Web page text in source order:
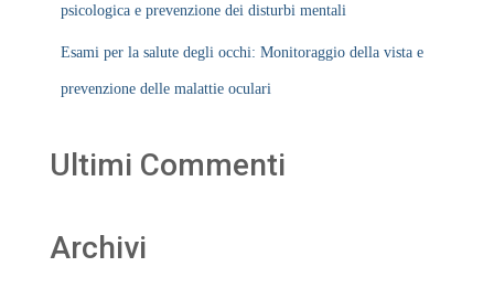
psicologica e prevenzione dei disturbi mentali
Esami per la salute degli occhi: Monitoraggio della vista e
prevenzione delle malattie oculari
Ultimi Commenti
Archivi